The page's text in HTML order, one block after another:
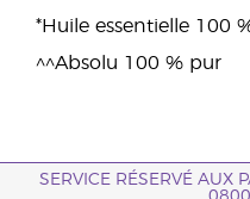
*Huile essentielle 100
^^Absolu 100 % pur
SERVICE RÉSERVÉ AUX